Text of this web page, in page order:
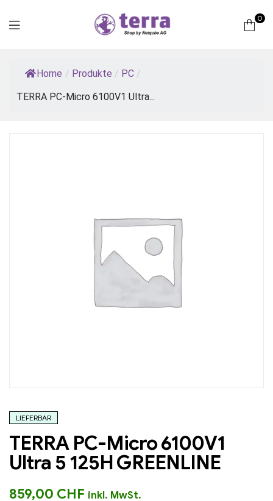
Computer
0
Home / Produkte / PC /
TERRA PC-Micro 6100V1 Ultra...
LIEFERBAR
TERRA PC-Micro 6100V1
Ultra 5 125H GREENLINE
859,00 CHF inkl. MwSt.